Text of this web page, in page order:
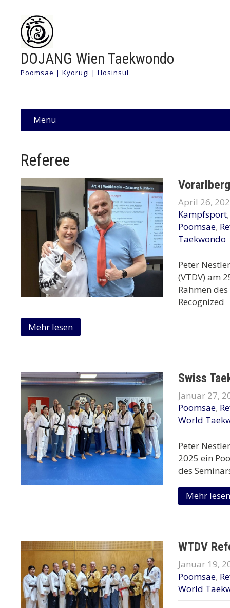
DOJANG Wien Taekwondo
Poomsae | Kyorugi | Hosinsul
Menu
Referee
April 26,
Kampfsport
Poomsae,
Taekwondo
Peter
(VTDV) am
Rahmen
Recognized
Mehr lesen
Swiss
Januar 27,
Poomsae,
World
Peter
2025 ein
des
Mehr lesen
WTDV
Januar 19,
Poomsae,
World